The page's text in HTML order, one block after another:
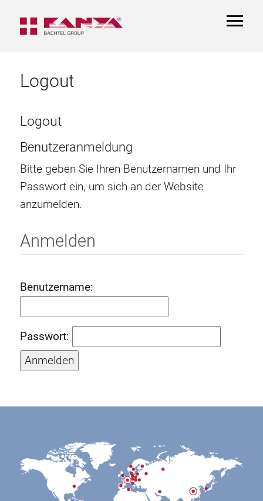
Logout
Logout
Benutzeranmeldung
Bitte geben Sie Ihren Benutzernamen und Ihr
Passwort ein, um sich an der Website
anzumelden.
Anmelden
Benutzername:
Passwort: